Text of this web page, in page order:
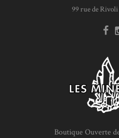
99 rue de
Boutique Ouverte